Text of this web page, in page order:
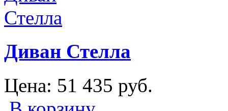
Диван Стелла
Цена: 51 435 руб.